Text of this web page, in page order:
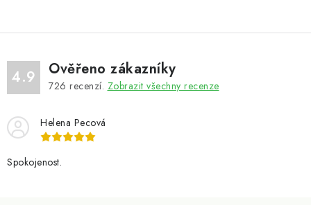
4.9 Ověřeno zákazníky
726 recenzí. Zobrazit všechny recenze
Helena Pecová
Spokojenost.